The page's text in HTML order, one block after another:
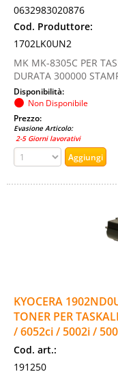
0632983020876
Cod. Produttore:
1702LK0UN2
MK MK-8305C PER
DURATA 300000
Disponibilità:
Non Disponibile
Prezzo:
Evasione Articolo:
2-5 Giorni lavorativi
KYOCERA
TONER PER
/ 6052ci / 5002i /
Cod. art.:
191250